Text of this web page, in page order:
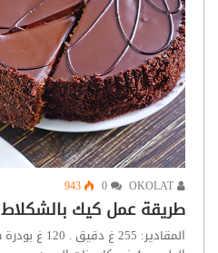
943
طريقة عمل كيك بالشكلاط